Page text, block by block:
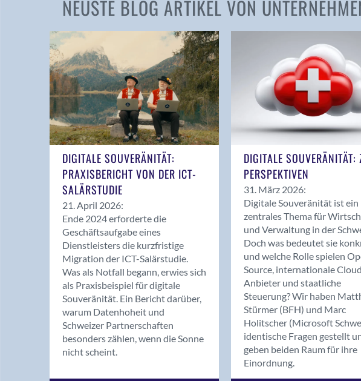
NEUSTE BLOG ARTIKEL VON
DIGITALE SOUVERÄNITÄT:
PRAXISBERICHT VON DER ICT-
SALÄRSTUDIE
21. April 2026:
Ende 2024 erforderte die
Geschäftsaufgabe eines
Dienstleisters die kurzfristige
Migration der ICT-Salärstudie.
Was als Notfall begann, erwies sich
als Praxisbeispiel für digitale
Souveränität. Ein Bericht darüber,
warum Datenhoheit und
Schweizer Partnerschaften
besonders zählen, wenn die Sonne
nicht scheint.
DIGITALE SOUVERÄNITÄT:
PERSPEKTIVEN
31. März 2026:
Digitale Souveränität ist ein
zentrales Thema für
und Verwaltung in der
Doch was bedeutet sie
und welche Rolle spielen
Source, internationale
Anbieter und staatliche
Steuerung? Wir haben
Stürmer (BFH) und Marc
Holitscher (Microsoft
identische Fragen gestellt
geben beiden Raum für ihre
Einordnung.